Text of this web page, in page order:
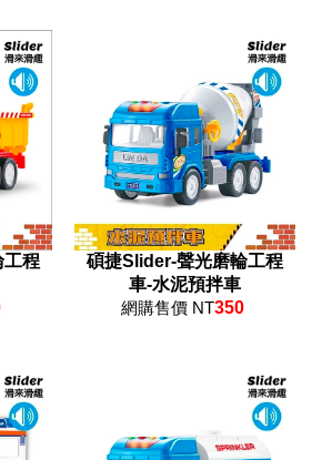
工程
碩捷Slider-聲光磨輪工程
車-水泥預拌車
網購售價 NT350